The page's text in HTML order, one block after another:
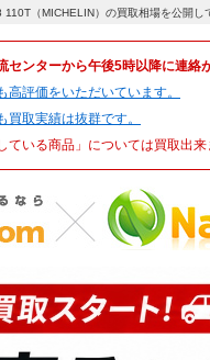
（MICHELIN）の買取相場を公開し
センターから午後5時以降に連絡
高評価をいただいています。
買取実績は抜群です。
ている商品」については買取出来